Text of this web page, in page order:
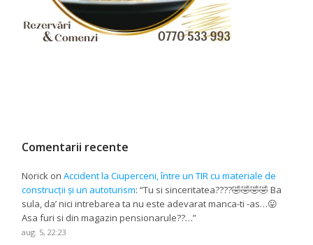
Comentarii recente
Norick onAccident la Ciuperceni, între un TIR cu materiale de
construcții și un autoturism: “Tu si sinceritatea????🤣🤣🤣🤣 Ba
sula, da’ nici intrebarea ta nu este adevarat manca-ti -as…😛
Asa furi si din magazin pensionarule??…”
aug. 5, 22:23